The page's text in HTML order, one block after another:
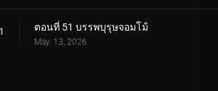
ตอนที่ 51 บรรพบุรุษจอมโม้
May. 13, 2026